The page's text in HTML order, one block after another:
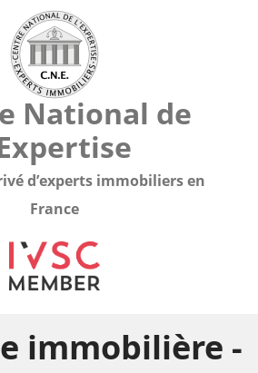
National de
d’experts immobiliers en
France
immobilière -